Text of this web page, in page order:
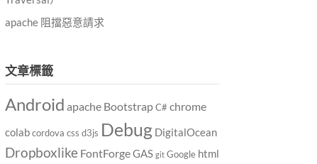
apache 阻擋惡意請求
文章標籤
Android apache Bootstrap C# chrome
colab cordova css d3js Debug DigitalOcean
Dropboxlike FontForgeGAS git Google html